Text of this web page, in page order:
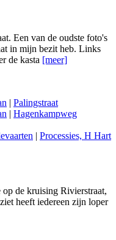
Een van de oudste foto's
in mijn bezit heb. Links
de kasta [meer]
| Palingstraat
| Hagenkampweg
| Processies, H Hart
de kruising Rivierstraat,
heeft iedereen zijn loper